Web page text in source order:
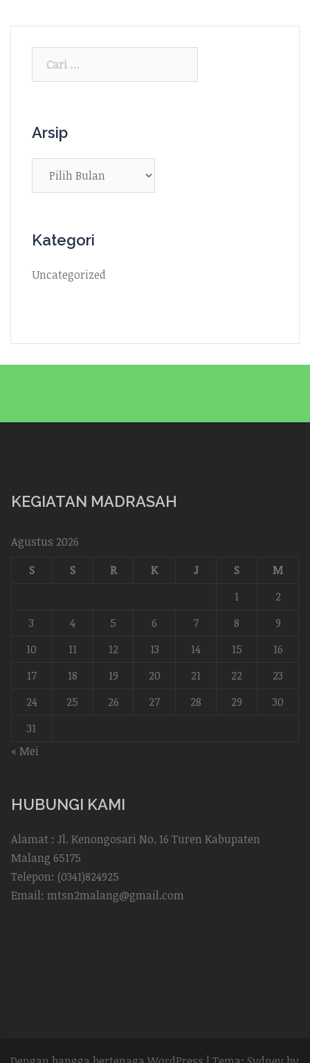
Arsip
Arsip
Kategori
Uncategorized
KEGIATAN MADRASAH
Agustus 2026
S
S R K J S
M
1
2
3
4 5 6 7 8
9
10
11 12 13 14 15
16
17
18 19 20 21 22
23
24
25 26 27 28 29
30
31
« Mei
HUBUNGI KAMI
Alamat : Jl. Kenongosari No. 16 Turen Kabupaten
Malang 65175
Telepon: (0341)824925
Email: mtsn2malang@gmail.com